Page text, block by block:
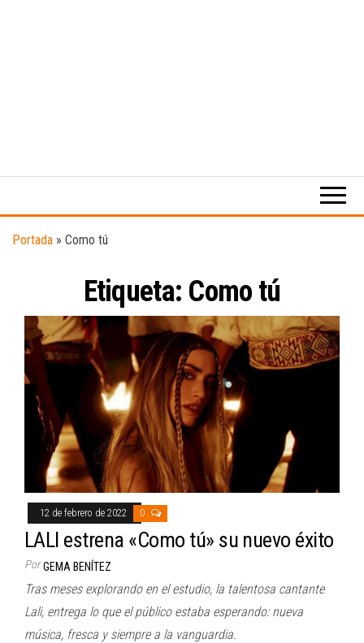
digital
música.
Portada » Como tú
Etiqueta: Como tú
12 de febrero de 2022 0
LALI estrena «Como tú» su nuevo éxito
Por GEMA BENÍTEZ
Tras meses explorando en el estudio, la talentosa cantante
Lali, entrega lo que el público estaba esperando: nueva
música, fresca y siempre a la vanguardia.